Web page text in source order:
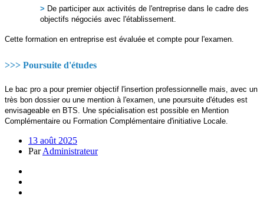
> De participer aux activités de l'entreprise dans le cadre des
objectifs négociés avec l'établissement.
Cette formation en entreprise est évaluée et compte pour l'examen.
>>> Poursuite d'études
Le bac pro a pour premier objectif l'insertion professionnelle mais, avec un
très bon dossier ou une mention à l'examen, une poursuite d'études est
envisageable en BTS. Une spécialisation est possible en Mention
Complémentaire ou Formation Complémentaire d'initiative Locale.
13 août 2025
ParAdministrateur